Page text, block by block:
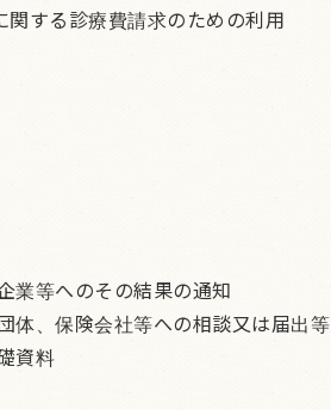
する診療費請求のための利用
業等へのその結果の通知
体、保険会社等への相談又は届出等
資料